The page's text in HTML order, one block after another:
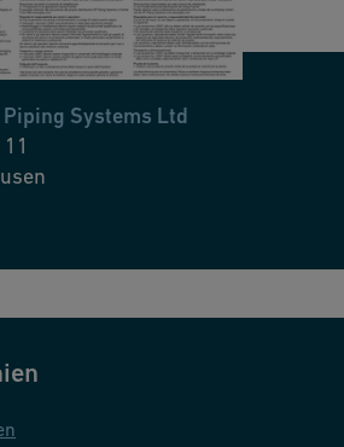
Systems Ltd